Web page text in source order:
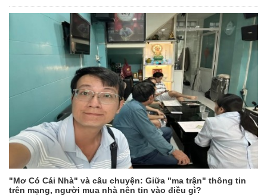
"Mơ Có Cái Nhà" và câu chuyện: Giữa "ma trận" thông tin
trên mạng, người mua nhà nên tin vào điều gì?